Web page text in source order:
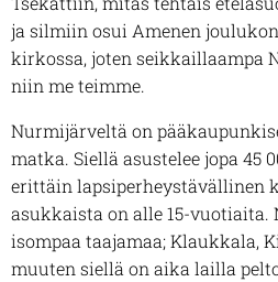
ja silmiin osui Amenen
kirkossa, joten seikkaillaampa
niin me teimme.
Nurmijärveltä on
matka. Siellä asustelee jopa 45
erittäin lapsiperheystävällinen
asukkaista on alle 15-
isompaa taajamaa; Klaukkala,
muuten siellä on aika lailla